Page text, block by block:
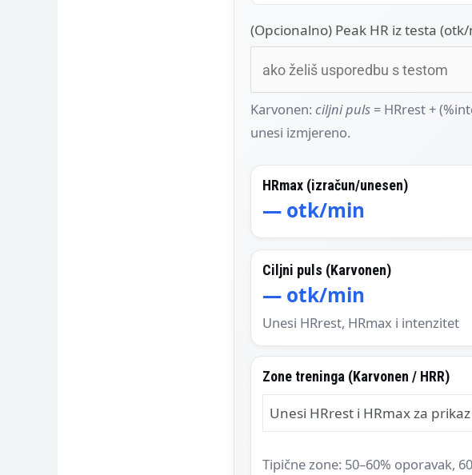
(Opcionalno) Peak HR iz testa
Karvonen: ciljni puls = HRrest +
unesi izmjereno.
HRmax (izračun/unesen)
— otk/min
Ciljni puls (Karvonen)
— otk/min
Unesi HRrest, HRmax i intenzitet
Zone treninga (Karvonen / HRR)
Unesi HRrest i HRmax za
Tipične zone: 50–60% oporavak,